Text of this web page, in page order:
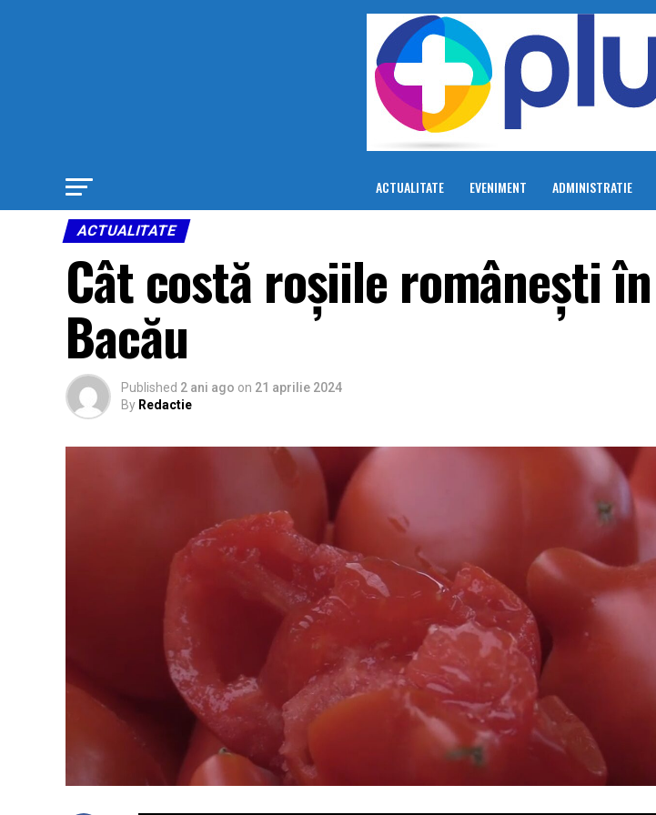
ACTUALITATE EVENIMENT ADMINISTRATIE
ACTUALITATE
Cât costă roșiile românești
Bacău
Published 2 ani ago on 21 aprilie 2024
By Redactie